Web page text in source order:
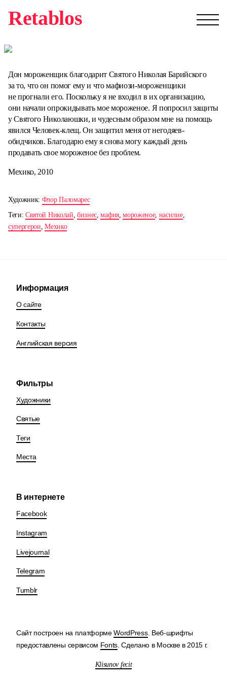
Retablos
Дон мороженщик благодарит Святого Николая Барийского
за то, что он помог ему и что мафиози-мороженщики
не прогнали его. Поскольку я не входил в их организацию,
они начали опрокидывать мое мороженое. Я попросил защиты
у Святого Николаюшки, и чудесным образом мне на помощь
явился Человек-клещ. Он защитил меня от негодяев-
обидчиков. Благодарю ему я снова могу каждый день
продавать свое мороженое без проблем.
Мехико, 2010
Художник: Флор Паломарес
Теги:Святой Николай бизнес ,мафия,мороженое, насилие,
супергерои ,Мехико
Информация
О сайте
Контакты
Английская версия
Фильтры
Художники
Святые
Теги
Места
В интернете
Facebook
Instagram
Livejournal
Telegram
Tumblr
Сайт построен на платформеWordPress. Веб-шрифты
предоставлены сервисом Fonts . Сделано в Москве в 2015 г.
Klisunov fecit